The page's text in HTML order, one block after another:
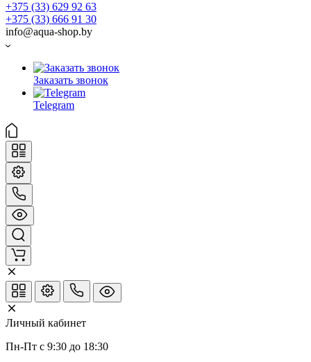
+375 (33) 629 92 63
+375 (33) 666 91 30
info@aqua-shop.by
Заказать звонок
Telegram
Личный кабинет
Пн-Пт с 9:30 до 18:30